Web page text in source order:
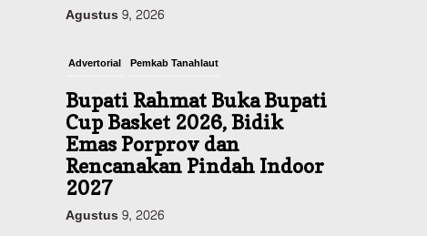
Agustus 9, 2026
Advertorial Pemkab Tanahlaut
Bupati Rahmat Buka Bupati
Cup Basket 2026, Bidik
Emas Porprov dan
Rencanakan Pindah Indoor
2027
Agustus 9, 2026